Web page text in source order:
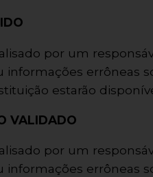
por um
informações errôneas
estarão
VALIDADO
por um
informações errôneas